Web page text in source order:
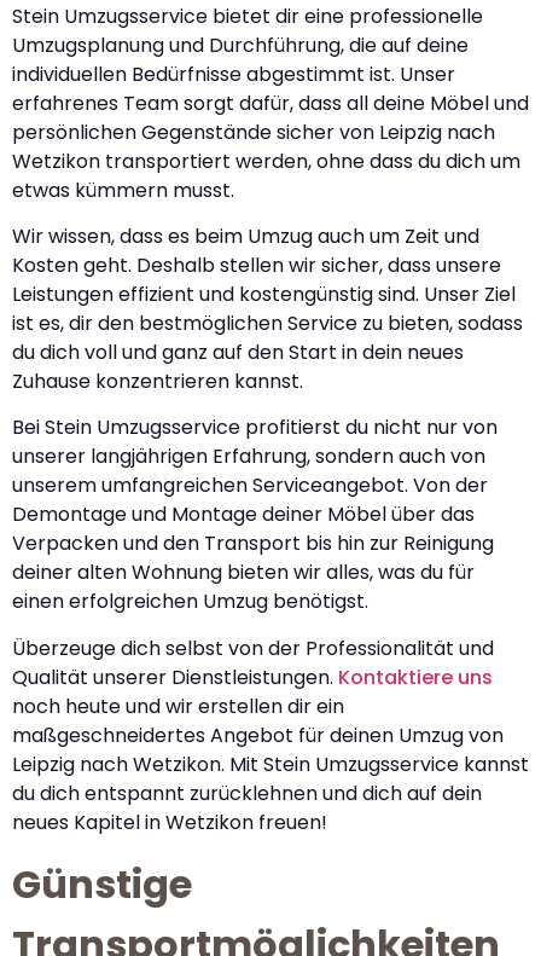
Stein Umzugsservice bietet dir eine professionelle
Umzugsplanung und Durchführung, die auf deine
individuellen Bedürfnisse abgestimmt ist. Unser
erfahrenes Team sorgt dafür, dass all deine Möbel und
persönlichen Gegenstände sicher von Leipzig nach
Wetzikon transportiert werden, ohne dass du dich um
etwas kümmern musst.
Wir wissen, dass es beim Umzug auch um Zeit und
Kosten geht. Deshalb stellen wir sicher, dass unsere
Leistungen effizient und kostengünstig sind. Unser Ziel
ist es, dir den bestmöglichen Service zu bieten, sodass
du dich voll und ganz auf den Start in dein neues
Zuhause konzentrieren kannst.
Bei Stein Umzugsservice profitierst du nicht nur von
unserer langjährigen Erfahrung, sondern auch von
unserem umfangreichen Serviceangebot. Von der
Demontage und Montage deiner Möbel über das
Verpacken und den Transport bis hin zur Reinigung
deiner alten Wohnung bieten wir alles, was du für
einen erfolgreichen Umzug benötigst.
Überzeuge dich selbst von der Professionalität und
Qualität unserer Dienstleistungen. Kontaktiere uns
noch heute und wir erstellen dir ein
maßgeschneidertes Angebot für deinen Umzug von
Leipzig nach Wetzikon. Mit Stein Umzugsservice kannst
du dich entspannt zurücklehnen und dich auf dein
neues Kapitel in Wetzikon freuen!
Günstige
Transportmöglichkeiten